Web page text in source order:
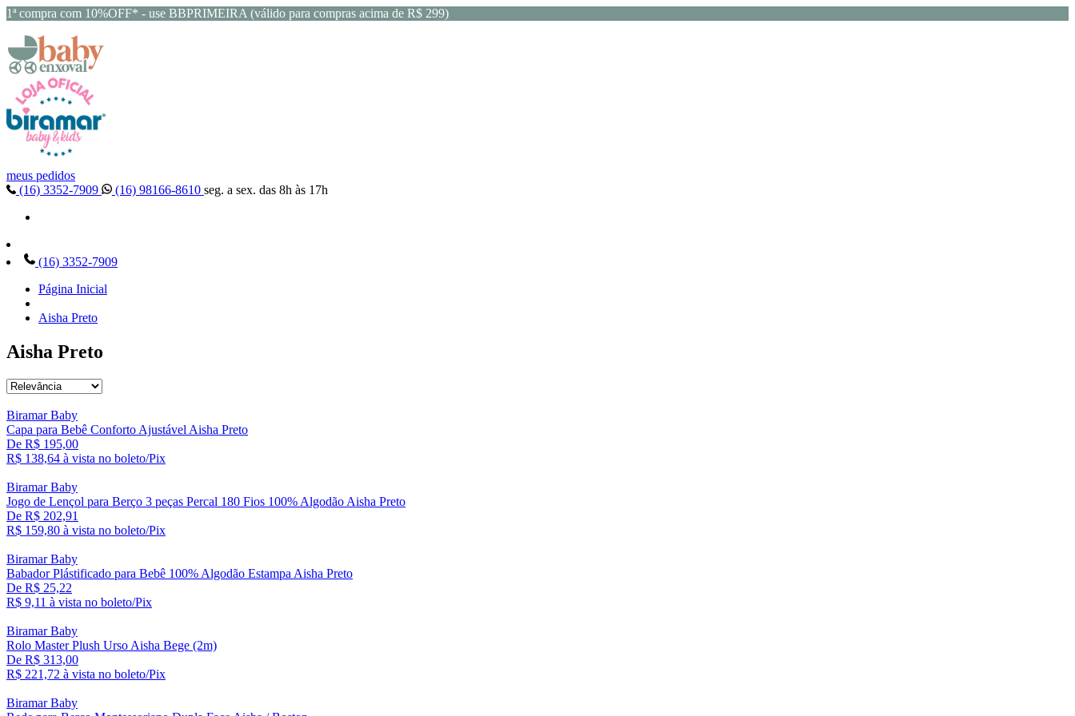
1ª compra com 10%OFF* - use BBPRIMEIRA (válido para compras acima de R$ 299)
meus pedidos
(16) 3352-7909
(16) 98166-8610 seg. a sex. das 8h às 17h
(16) 3352-7909
Página Inicial
Aisha Preto
Aisha Preto
Biramar Baby
Capa para Bebê Conforto Ajustável Aisha Preto
De R$ 195,00
R$ 138,64 à vista no boleto/Pix
Biramar Baby
Jogo de Lençol para Berço 3 peças Percal 180 Fios 100% Algodão Aisha Preto
De R$ 202,91
R$ 159,80 à vista no boleto/Pix
Biramar Baby
Babador Plástificado para Bebê 100% Algodão Estampa Aisha Preto
De R$ 25,22
R$ 9,11 à vista no boleto/Pix
Biramar Baby
Rolo Master Plush Urso Aisha Bege (2m)
De R$ 313,00
R$ 221,72 à vista no boleto/Pix
Biramar Baby